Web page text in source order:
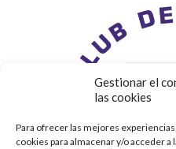
Gestionar el
las cookies
Para ofrecer las mejores
cookies para almacenar y/o acceder